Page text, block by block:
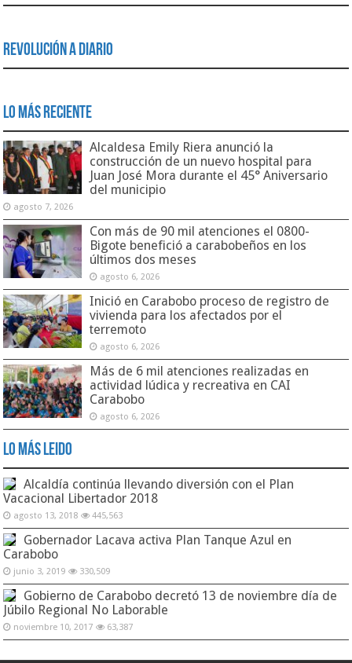
Revolución a Diario
Lo Más Reciente
Alcaldesa Emily Riera anunció la
construcción de un nuevo hospital para
Juan José Mora durante el 45° Aniversario
del municipio
agosto 7, 2026
Con más de 90 mil atenciones el 0800-
Bigote benefició a carabobeños en los
últimos dos meses
agosto 6, 2026
Inició en Carabobo proceso de registro de
vivienda para los afectados por el
terremoto
agosto 6, 2026
Más de 6 mil atenciones realizadas en
actividad lúdica y recreativa en CAI
Carabobo
agosto 6, 2026
Lo Más Leido
Alcaldía continúa llevando diversión con el Plan
Vacacional Libertador 2018
agosto 13, 2018 445,563
Gobernador Lacava activa Plan Tanque Azul en
Carabobo
junio 3, 2019 330,509
Gobierno de Carabobo decretó 13 de noviembre día de
Júbilo Regional No Laborable
noviembre 10, 2017 63,387